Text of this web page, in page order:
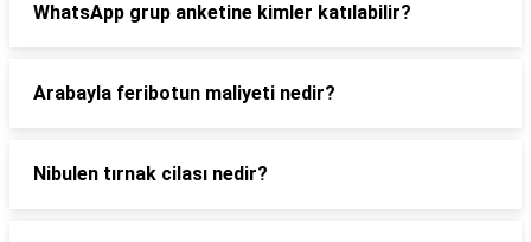
WhatsApp grup anketine kimler katılabilir?
Arabayla feribotun maliyeti nedir?
Nibulen tırnak cilası nedir?